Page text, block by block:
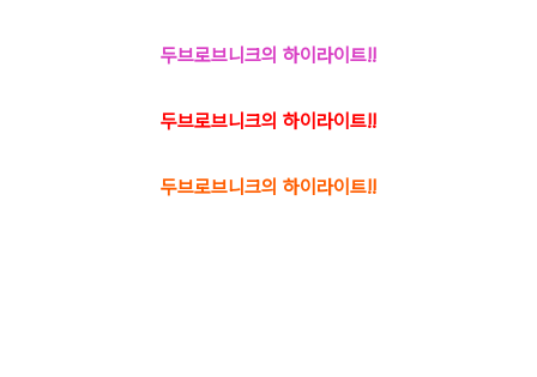
두브로브니크의 하이라이트!!
두브로브니크의 하이라이트!!
두브로브니크의 하이라이트!!